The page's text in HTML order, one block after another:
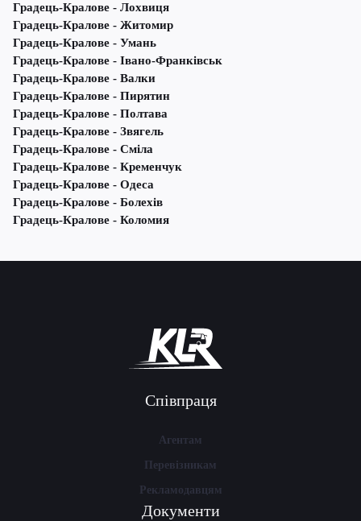
Градець-Кралове - Лохвиця
Градець-Кралове - Житомир
Градець-Кралове - Умань
Градець-Кралове - Івано-Франківськ
Градець-Кралове - Валки
Градець-Кралове - Пирятин
Градець-Кралове - Полтава
Градець-Кралове - Звягель
Градець-Кралове - Сміла
Градець-Кралове - Кременчук
Градець-Кралове - Одеса
Градець-Кралове - Болехів
Градець-Кралове - Коломия
Співпраця
Агентам
Перевізникам
Рекламодавцям
Документи